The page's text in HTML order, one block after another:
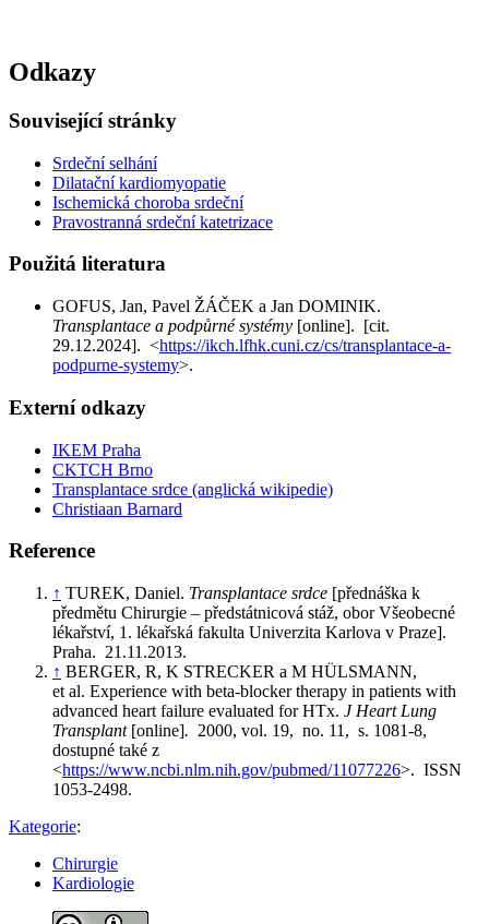
Odkazy
Související stránky
Srdeční selhání
Dilatační kardiomyopatie
Ischemická choroba srdeční
Pravostranná srdeční katetrizace
Použitá literatura
GOFUS, Jan, Pavel ŽÁČEK a Jan DOMINIK.
Transplantace a podpůrné systémy [online]. [cit.
29.12.2024]. <https://ikch.lfhk.cuni.cz/cs/transplantace-a-
podpurne-systemy>.
Externí odkazy
IKEM Praha
CKTCH Brno
Transplantace srdce (anglická wikipedie)
Christiaan Barnard
Reference
↑ TUREK, Daniel. Transplantace srdce [přednáška k
předmětu Chirurgie – předstátnicová stáž, obor Všeobecné
lékařství, 1. lékařská fakulta Univerzita Karlova v Praze].
Praha. 21.11.2013.
↑ BERGER, R, K STRECKER a M HÜLSMANN,
et al. Experience with beta-blocker therapy in patients with
advanced heart failure evaluated for HTx. J Heart Lung
Transplant[online]. 2000, vol. 19, no. 11, s. 1081-8,
dostupné také z
<https://www.ncbi.nlm.nih.gov/pubmed/11077226>. ISSN
1053-2498.
Kategorie:
Chirurgie
Kardiologie